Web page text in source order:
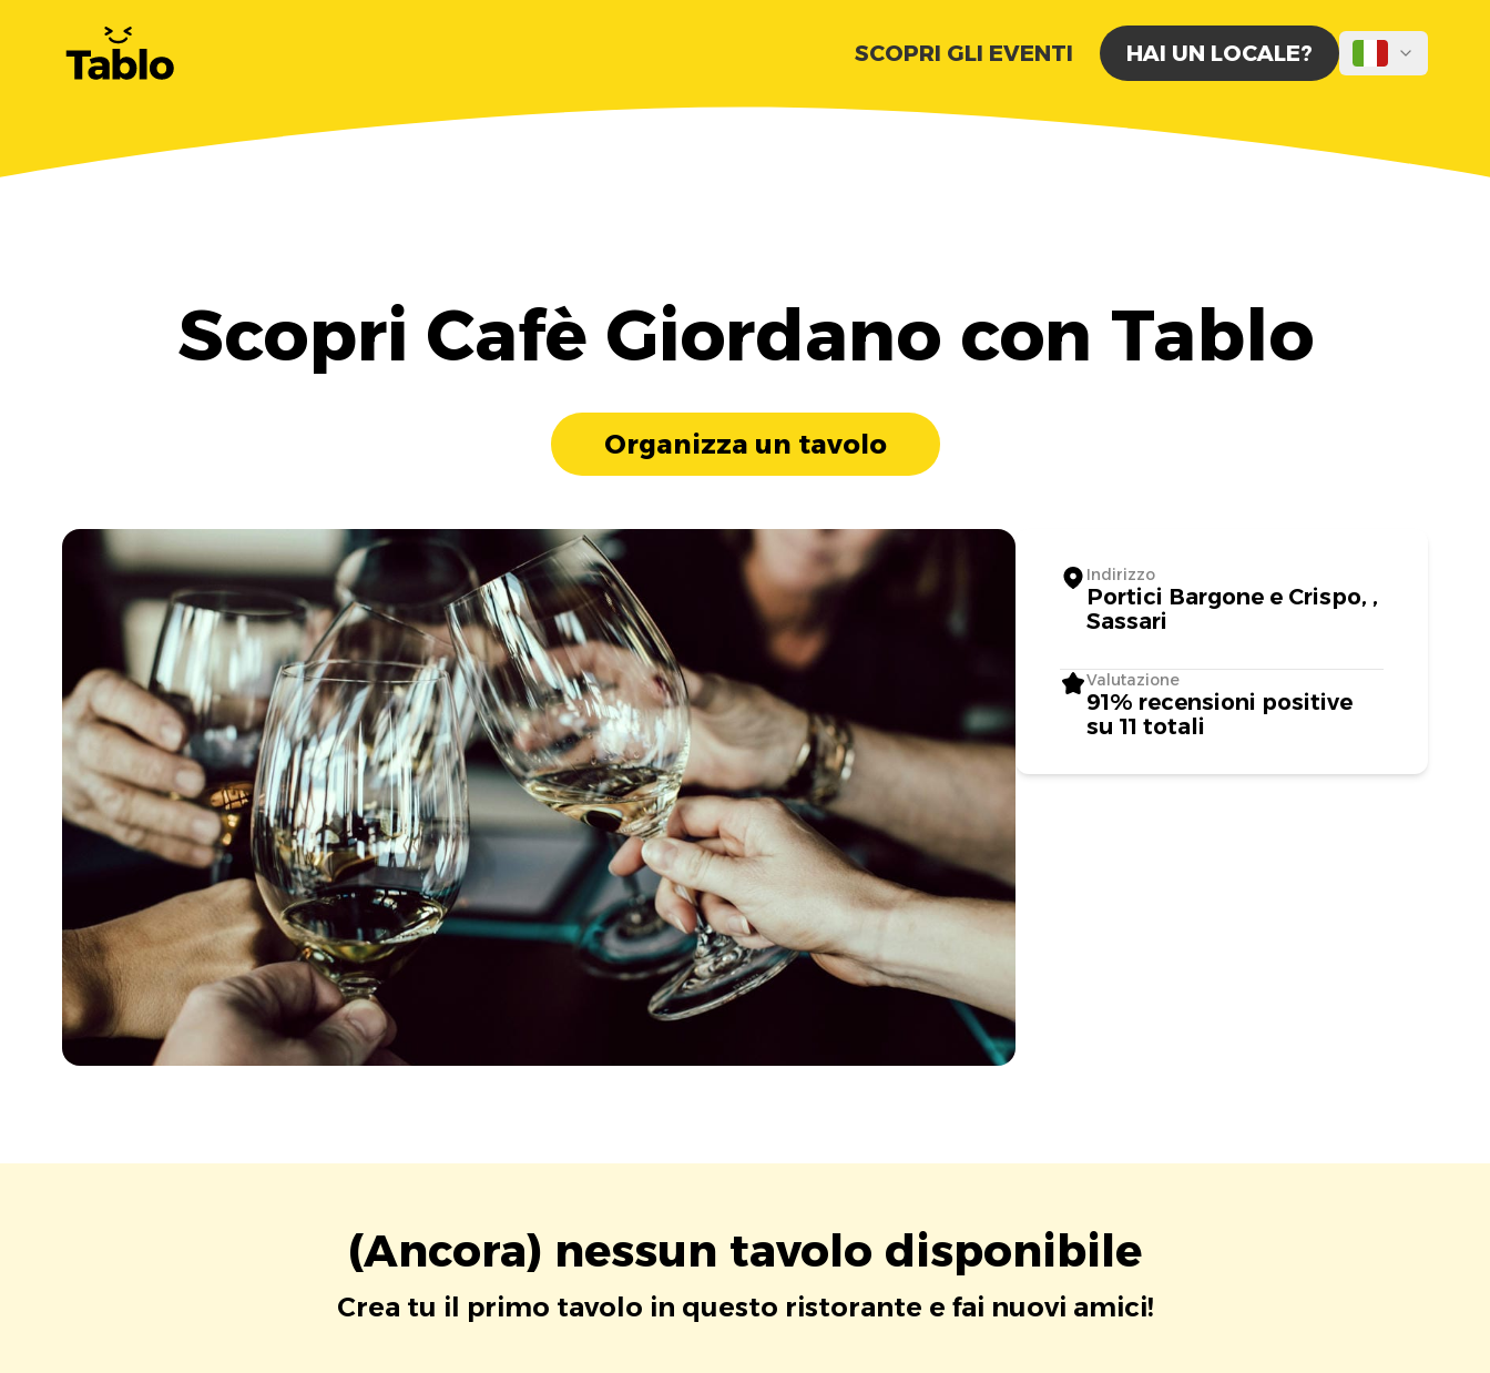
SCOPRI GLI EVENTI HAI UN LOCALE?
Scopri Cafè Giordano con Tablo
Organizza un tavolo
Indirizzo
Portici Bargone e Crispo, ,
Sassari
Valutazione
91% recensioni positive
su 11 totali
(Ancora) nessun tavolo disponibile
Crea tu il primo tavolo in questo ristorante e fai nuovi amici!